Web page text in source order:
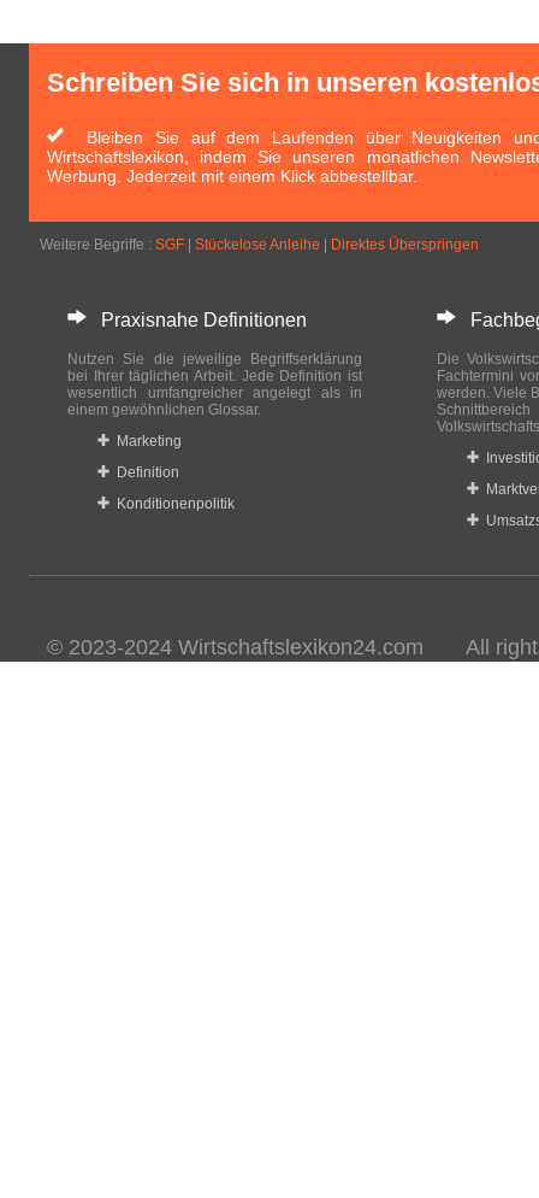
Schreiben Sie sich in unseren
Bleiben Sie auf dem Laufenden über Neuigkeiten
Wirtschaftslexikon, indem Sie unseren monatlichen
Werbung. Jederzeit mit einem Klick abbestellbar.
Weitere Begriffe : SGF Stückelose Anleihe Direktes Überspringen
Praxisnahe Definitionen
Nutzen Sie die jeweilige Begriffserklärung
bei Ihrer täglichen Arbeit. Jede Definition ist
wesentlich umfangreicher angelegt als in
einem gewöhnlichen Glossar.
Marketing
Definition
Konditionenpolitik
Die
Fachtermini
werden. Viele
© 2023-2024 Wirtschaftslexikon24.com All